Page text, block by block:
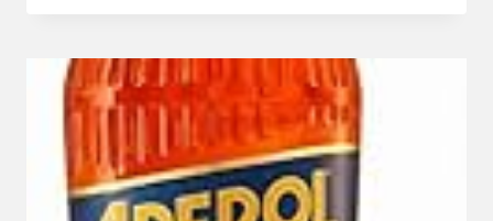
FLASCHENAUSGIESSER M
IT G
ESCHENKVERPACKUNG (
1 X
3